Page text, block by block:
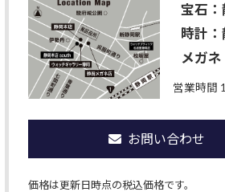
宝石
時計
メガ
営業時間
お問い合わせ
価格は更新日時点の税込価格です。